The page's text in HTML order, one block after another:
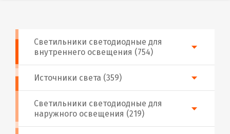
Источники света (359)
Светильники светодиодные для
внутреннего освещения (754)
Светильники светодиодные для
наружного освещения (219)